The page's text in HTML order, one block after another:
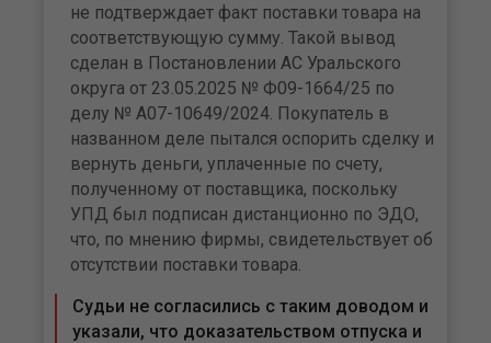
не подтверждает факт поставки товара на
соответствующую сумму. Такой вывод
сделан в Постановлении АС Уральского
округа от 23.05.2025 № Ф09-1664/25 по
делу № А07-10649/2024. Покупатель в
названном деле пытался оспорить сделку и
вернуть деньги, уплаченные по счету,
полученному от поставщика, поскольку
УПД был подписан дистанционно по ЭДО,
что, по мнению фирмы, свидетельствует об
отсутствии поставки товара.
Судьи не согласились с таким доводом и
указали, что доказательством отпуска и